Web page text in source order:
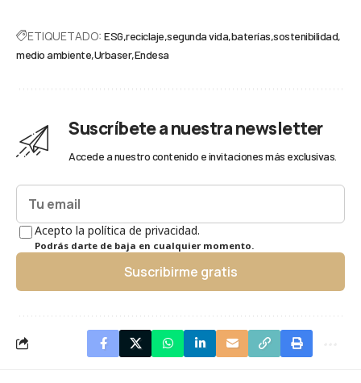
ETIQUETADO: ESG reciclaje segunda vida baterías sostenibilidad
medio ambiente Urbaser Endesa
Suscríbete a nuestra newsletter
Accede a nuestro contenido e invitaciones más exclusivas.
Acepto la política de privacidad.
Podrás darte de baja en cualquier momento.
Suscribirme gratis